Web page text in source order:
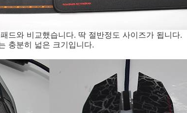
드와 비교했습니다. 딱 절반정도 사이즈가 됩니다.
충분히 넓은 크기입니다.